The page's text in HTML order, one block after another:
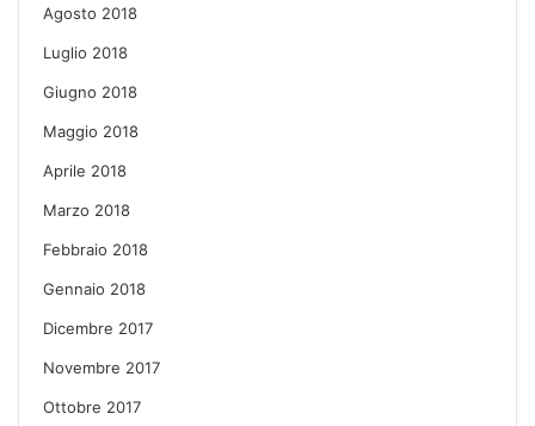
Agosto 2018
Luglio 2018
Giugno 2018
Maggio 2018
Aprile 2018
Marzo 2018
Febbraio 2018
Gennaio 2018
Dicembre 2017
Novembre 2017
Ottobre 2017